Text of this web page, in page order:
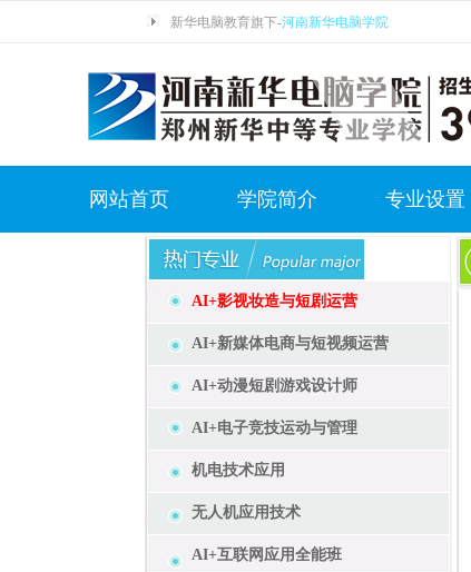
新华电脑教育旗下-河南新华电脑学院
网站首页 学院简介 专业设置
AI+影视妆造与短剧运营
AI+新媒体电商与短视频运营
AI+动漫短剧游戏设计师
AI+电子竞技运动与管理
机电技术应用
无人机应用技术
AI+互联网应用全能班